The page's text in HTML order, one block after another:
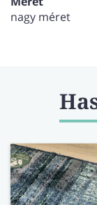
nagy méret